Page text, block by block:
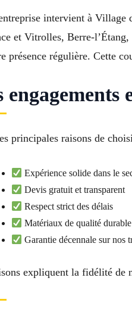
intervient à Village
et Vitrolles, Berre-
présence régulière. Cette
engagements
principales raisons de
Expérience solide dans le
Devis gratuit et transparent
Respect strict des délais
Matériaux de qualité durable
Garantie décennale sur nos
expliquent la fidélité de